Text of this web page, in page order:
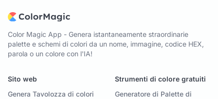
Color Magic App - Genera istantaneamente straordinarie
palette e schemi di colori da un nome, immagine, codice HEX,
parola o un colore con l'IA!
Sito web
Genera Tavolozza di colori
Strumenti di colore gratuiti
Generatore di Palette di